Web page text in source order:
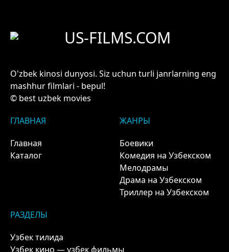
US-FILMS.COM
O'zbek kinosi dunyosi. Siz uchun turli janrlarning eng
mashhur filmlari - bepul!
© best uzbek movies
ГЛАВНАЯ
Главная
Каталог
ЖАНРЫ
Боевики
Комедия на Узбекском
Мелодрамы
Драма на Узбекском
Триллер на Узбекском
РАЗДЕЛЫ
Узбек тилида
Узбек кино — узбек фильмы